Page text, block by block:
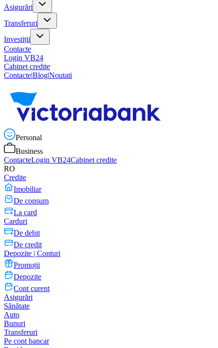
Asigurări
Transferuri
Investiții
Contacte
Login VB24
Cabinet credite
Contacte|Blog|Noutati
Personal
Business
ContacteLogin VB24Cabinet credite
RO
Credite
Imobiliar
De consum
La card
Carduri
De debit
De credit
Depozite | Conturi
Promoții
Depozite
Cont curent
Asigurări
Sănătate
Auto
Bunuri
Transferuri
Pe cont bancar